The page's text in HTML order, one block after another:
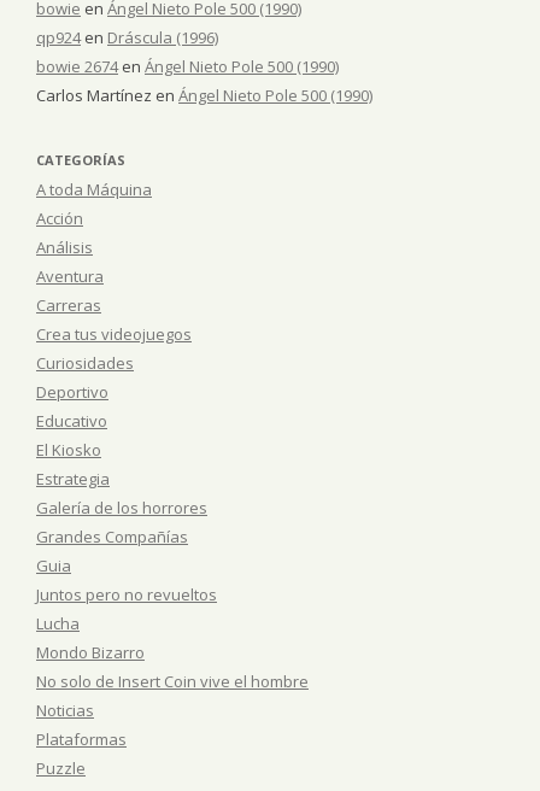
bowie en Ángel Nieto Pole 500 (1990)
qp924en Dráscula (1996)
bowie 2674en Ángel Nieto Pole 500 (1990)
Carlos Martínez en Ángel Nieto Pole 500 (1990)
CATEGORÍAS
A toda Máquina
Acción
Análisis
Aventura
Carreras
Crea tus videojuegos
Curiosidades
Deportivo
Educativo
El Kiosko
Estrategia
Galería de los horrores
Grandes Compañías
Guia
Juntos pero no revueltos
Lucha
Mondo Bizarro
No solo de Insert Coin vive el hombre
Noticias
Plataformas
Puzzle